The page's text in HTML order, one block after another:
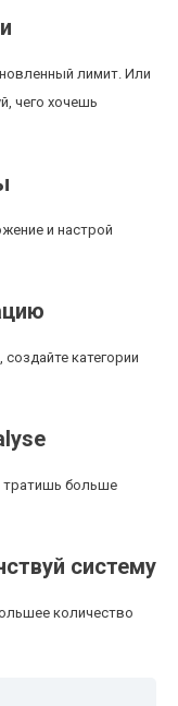
лимит. Или
чего хочешь
и настрой
категории
тратишь больше
систему
количество